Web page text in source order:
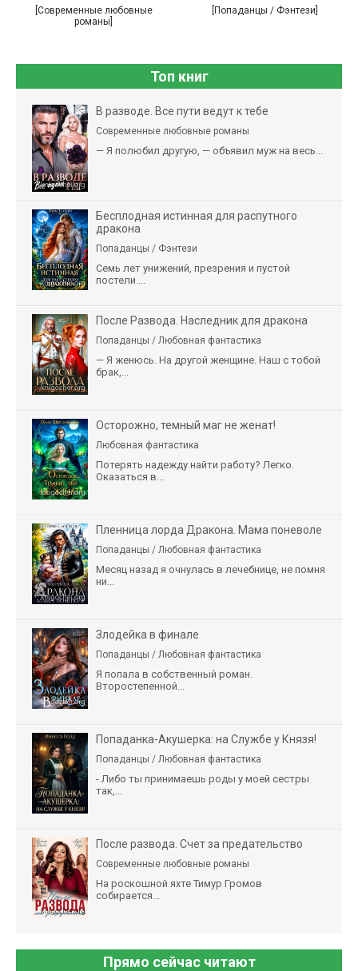
[Современные любовные
романы]
[Попаданцы / Фэнтези]
Топ книг
В разводе. Все пути ведут к тебе
Современные любовные романы
— Я полюбил другую, — объявил муж на весь...
Бесплодная истинная для распутного
дракона
Попаданцы / Фэнтези
Семь лет унижений, презрения и пустой
постели....
После Развода. Наследник для дракона
Попаданцы / Любовная фантастика
— Я женюсь. На другой женщине. Наш с тобой
брак,...
Осторожно, темный маг не женат!
Любовная фантастика
Потерять надежду найти работу? Легко.
Оказаться в...
Пленница лорда Дракона. Мама поневоле
Попаданцы / Любовная фантастика
Месяц назад я очнулась в лечебнице, не помня
ни...
Злодейка в финале
Попаданцы / Любовная фантастика
Я попала в собственный роман.
Второстепенной...
Попаданка-Акушерка: на Службе у Князя!
Попаданцы / Любовная фантастика
- Либо ты принимаешь роды у моей сестры
так,...
После развода. Счет за предательство
Современные любовные романы
На роскошной яхте Тимур Громов
собирается...
Прямо сейчас читают